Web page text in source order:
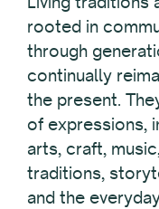
rooted in
through
continually
the present.
of expressions,
arts, craft,
traditions,
and the